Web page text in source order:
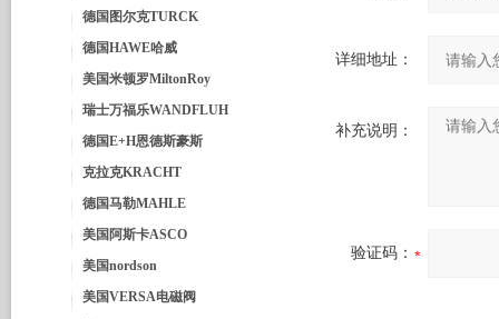
德国图尔克TURCK
德国HAWE哈威
美国米顿罗MiltonRoy
瑞士万福乐WANDFLUH
德国E+H恩德斯豪斯
克拉克KRACHT
德国马勒MAHLE
美国阿斯卡ASCO
美国nordson
美国VERSA电磁阀
详细地址：
补充说明：
验证码：